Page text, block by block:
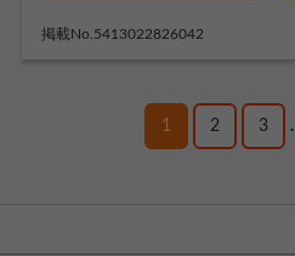
掲載No.5413022826042
1 2 3